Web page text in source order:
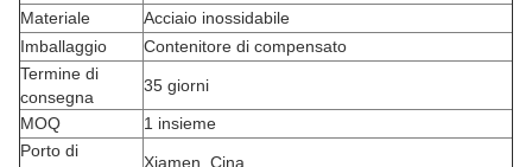
Materiale
Acciaio inossidabile
Imballaggio
Contenitore di compensato
Termine di
consegna
35 giorni
MOQ
1 insieme
Porto di
Xiamen, Cina